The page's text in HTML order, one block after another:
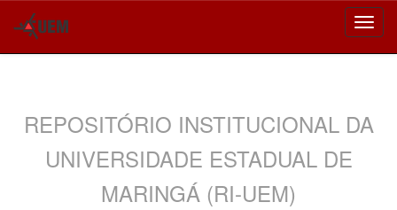
REPOSITÓRIO INSTITUCIONAL DA
UNIVERSIDADE ESTADUAL DE
MARINGÁ (RI-UEM)